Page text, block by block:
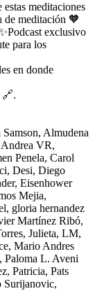
meditaciones
de meditación 🧡
exclusivo
para los
en donde
🔗.⁠⁠⁠⁠⁠⁠⁠⁠⁠⁠⁠⁠⁠⁠⁠⁠⁠⁠⁠⁠⁠⁠⁠⁠⁠⁠⁠⁠⁠⁠
Almudena
VR,
Penela, Carol
Desi, Diego
Eisenhower
Mejia,
gloria hernandez
Martínez Ribó,
Julieta, LM,
Mario Andres
Paloma L. Aveni
Patricia, Pats
Surijanovic,